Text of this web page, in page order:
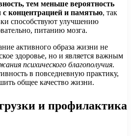
тем меньше вероятность
с концентрацией и памятью, так
способствуют улучшению
питанию мозга.
активного образа жизни не
здоровье, но и является важным
психического благополучия.
в повседневную практику,
общее качество жизни.
и профилактика